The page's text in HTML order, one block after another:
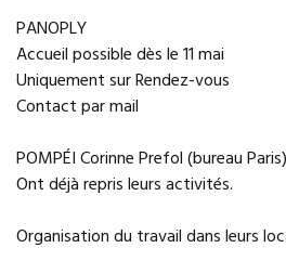
PANOPLY
Accueil possible dès le 11 mai
Uniquement sur Rendez-vous
Contact par mail
POMPÉI Corinne Prefol (bureau Paris)
Ont déjà repris leurs activités.
Organisation du travail dans leurs